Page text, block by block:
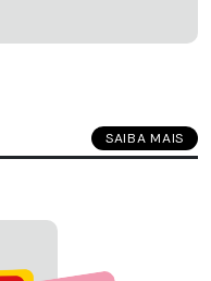
SAIBA MAIS